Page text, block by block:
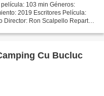
103 min Géneros:
2019 Escritores Película:
Ron Scalpello Reparto:
Cu Bucluc